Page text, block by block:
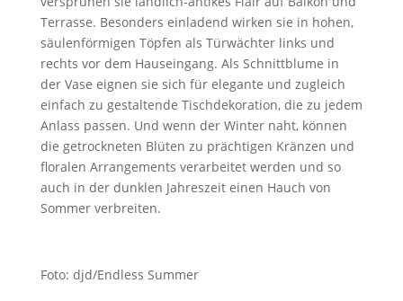
Terrasse. Besonders einladend wirken sie in hohen,
säulenförmigen Töpfen als Türwächter links und
rechts vor dem Hauseingang. Als Schnittblume in
der Vase eignen sie sich für elegante und zugleich
einfach zu gestaltende Tischdekoration, die zu jedem
Anlass passen. Und wenn der Winter naht, können
die getrockneten Blüten zu prächtigen Kränzen und
floralen Arrangements verarbeitet werden und so
auch in der dunklen Jahreszeit einen Hauch von
Sommer verbreiten.
Foto: djd/Endless Summer